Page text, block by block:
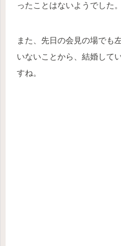
ったことはないようでした。
また、先日の会見の場でも
いないことから、結婚して
すね。